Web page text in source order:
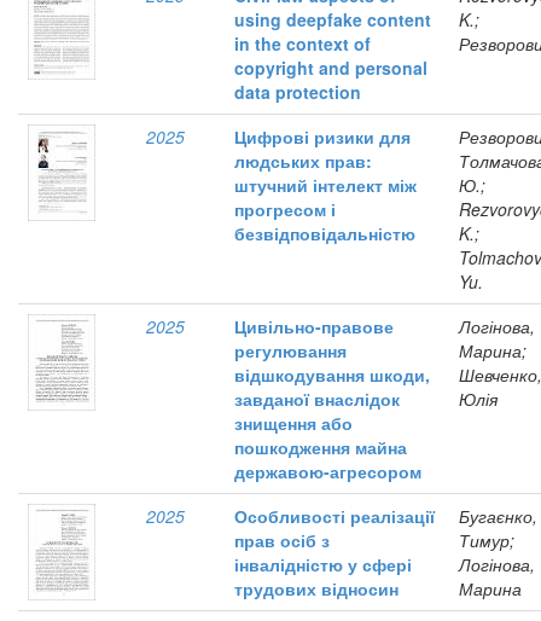
using deepfake content
in the context of
copyright and personal
data protection
K.;
2025
Цифрові ризики для
людських прав:
штучний інтелект між
прогресом і
безвідповідальністю
Ю.;
K.;
Yu.
2025
Цивільно-правове
регулювання
відшкодування шкоди,
завданої внаслідок
знищення або
пошкодження майна
державою-агресором
Логінова,
Марина;
Шевченко,
Юлія
2025
Особливості реалізації
прав осіб з
інвалідністю у сфері
трудових відносин
Бугаєнко,
Тимур;
Логінова,
Марина